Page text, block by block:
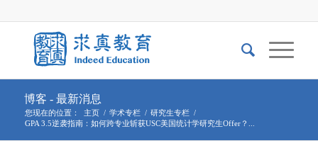
博客 - 最新消息
您现在的位置： 主页 / 学术专栏 / 研究生专栏 /
GPA 3.5逆袭指南：如何跨专业斩获USC美国统计学研究生Offer？...